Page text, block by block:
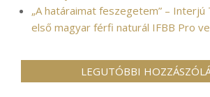
„A határaimat feszegetem” – Interjú
első magyar férfi naturál IFBB Pro
LEGUTÓBBI